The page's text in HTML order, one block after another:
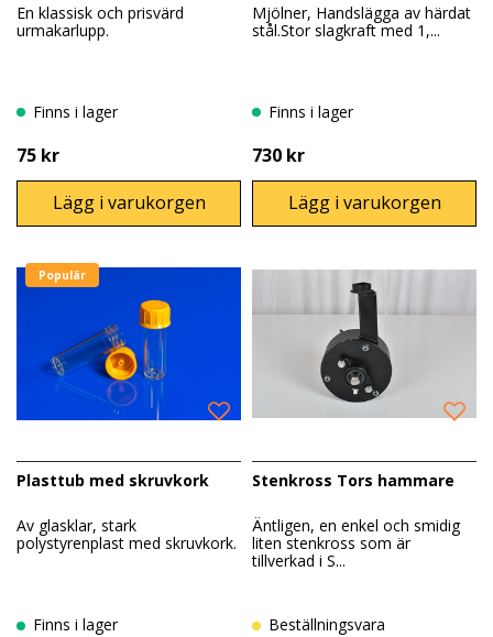
En klassisk och prisvärd
urmakarlupp.
Finns i lager
75 kr
Lägg i varukorgen
Mjölner, Handslägga av härdat
stål.Stor slagkraft med 1,...
Finns i lager
730 kr
Lägg i varukorgen
Populär
Plasttub med skruvkork
Av glasklar, stark
polystyrenplast med skruvkork.
Finns i lager
Stenkross Tors hammare
Äntligen, en enkel och smidig
liten stenkross som är
tillverkad i S...
Beställningsvara